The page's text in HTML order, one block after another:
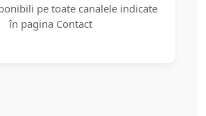
pe toate canalele indicate
în pagina Contact